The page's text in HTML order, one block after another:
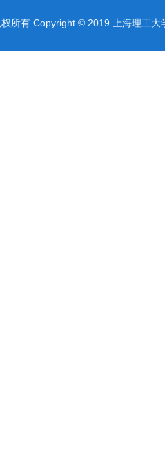
权所有 Copyright © 2019 上海理工